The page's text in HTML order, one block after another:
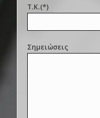
Τ.Κ.(*)
Σημειώσεις